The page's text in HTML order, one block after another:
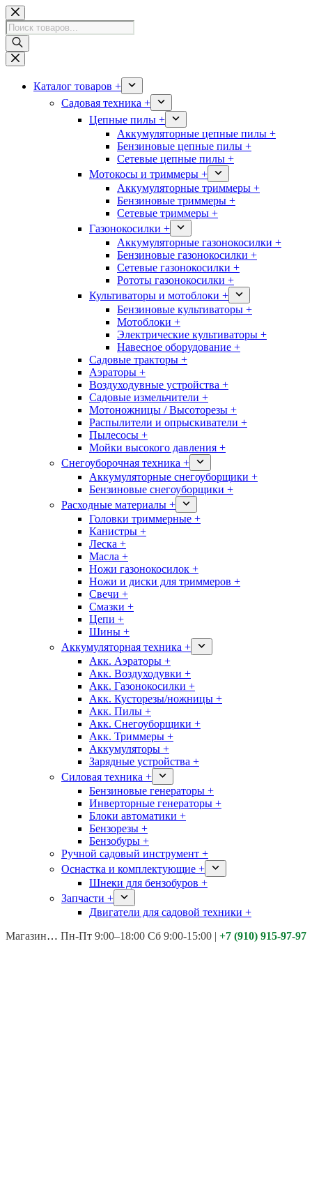
Перейти
к
сути
Поиск
товаров
Каталог товаров +
Садовая техника +
Цепные пилы +
Аккумуляторные цепные пилы +
Бензиновые цепные пилы +
Сетевые цепные пилы +
Мотокосы и триммеры +
Аккумуляторные триммеры +
Бензиновые триммеры +
Сетевые триммеры +
Газонокосилки +
Аккумуляторные газонокосилки +
Бензиновые газонокосилки +
Сетевые газонокосилки +
Рототы газонокосилки +
Культиваторы и мотоблоки +
Бензиновые культиваторы +
Мотоблоки +
Электрические культиваторы +
Навесное оборудование +
Садовые тракторы +
Аэраторы +
Воздуходувные устройства +
Садовые измельчители +
Мотоножницы / Высоторезы +
Распылители и опрыскиватели +
Пылесосы +
Мойки высокого давления +
Снегоуборочная техника +
Аккумуляторные снегоуборщики +
Бензиновые снегоуборщики +
Расходные материалы +
Головки триммерные +
Канистры +
Леска +
Масла +
Ножи газонокосилок +
Ножи и диски для триммеров +
Свечи +
Смазки +
Цепи +
Шины +
Аккумуляторная техника +
Акк. Аэраторы +
Акк. Воздуходувки +
Акк. Газонокосилки +
Акк. Кусторезы/ножницы +
Акк. Пилы +
Акк. Снегоуборщики +
Акк. Триммеры +
Аккумуляторы +
Зарядные устройства +
Силовая техника +
Бензиновые генераторы +
Инверторные генераторы +
Блоки автоматики +
Бензорезы +
Бензобуры +
Ручной садовый инструмент +
Оснастка и комплектующие +
Шнеки для бензобуров +
Запчасти +
Двигатели для садовой техники +
Магазины: Калуга ул. Московская д.113
Пн-Пт 9:00–18:00 Сб 9:00-15:00 | +7 (910) 915-97-97